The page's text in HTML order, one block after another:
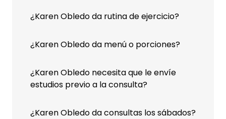
¿Karen Obledo da rutina de ejercicio?
¿Karen Obledo da menú o porciones?
¿Karen Obledo necesita que le envíe
estudios previo a la consulta?
¿Karen Obledo da consultas los sábados?